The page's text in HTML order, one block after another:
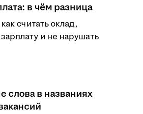
в чём разница
считать оклад,
и не нарушать
слова в названиях